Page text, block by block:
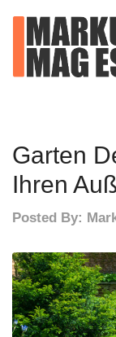
content
Garten
Ihren
Posted By: